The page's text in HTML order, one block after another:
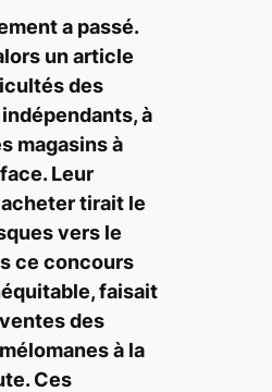
a passé.
un article
des
à
magasins à
Leur
tirait le
vers le
ce concours
faisait
des
à la
Ces